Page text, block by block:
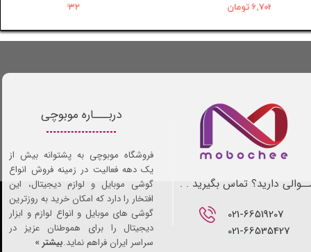
021-66519207​​​​​​​
021-66535427
دارید؟ تماس بگیرید . .
دربـــاره موبوچی
فروشگاه موبوچی به پشتوانه بیش از
یک دهه فعالیت در زمینه فروش انواع
گوشی موبایل و لوازم دیجیتال، این
افتخار را دارد که امکان خرید به روزترین
گوشی های موبایل و انواع لوازم و ابزار
دیجیتال را برای هموطنان عزیز در
سراسر ایران فراهم نماید.بیشتر »